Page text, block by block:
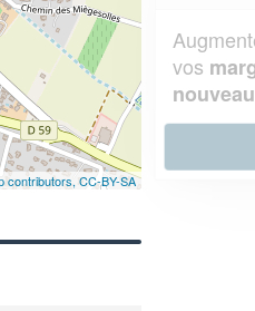
contributors, CC-BY-SA
chiffre d'affaireset
tout en gagnant de
En savoir plus